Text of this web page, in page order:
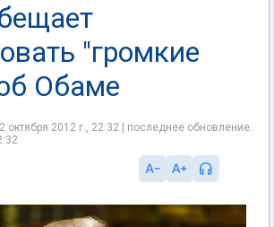
"громкие
Обаме
октября 2012 г., 22:32 | последнее обновление: